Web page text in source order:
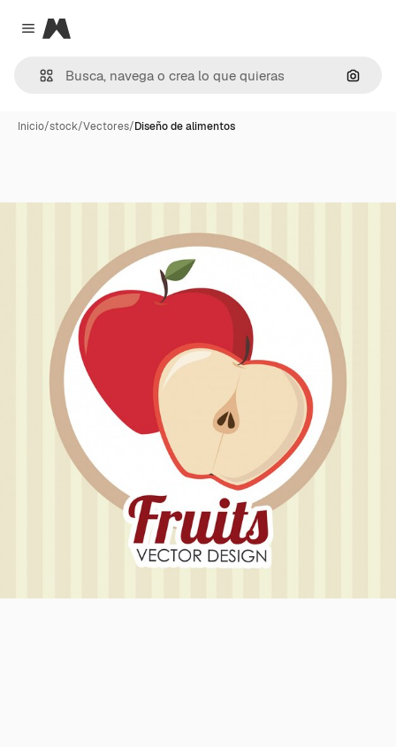
Close menu
Magnific
Inicio/stock/Vectores/Diseño de alimentos